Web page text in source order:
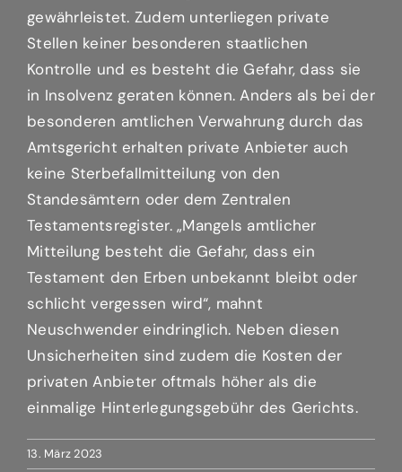
gewährleistet. Zudem unterliegen private
Stellen keiner besonderen staatlichen
Kontrolle und es besteht die Gefahr, dass sie
in Insolvenz geraten können. Anders als bei der
besonderen amtlichen Verwahrung durch das
Amtsgericht erhalten private Anbieter auch
keine Sterbefallmitteilung von den
Standesämtern oder dem Zentralen
Testamentsregister. „Mangels amtlicher
Mitteilung besteht die Gefahr, dass ein
Testament den Erben unbekannt bleibt oder
schlicht vergessen wird“, mahnt
Neuschwender eindringlich. Neben diesen
Unsicherheiten sind zudem die Kosten der
privaten Anbieter oftmals höher als die
einmalige Hinterlegungsgebühr des Gerichts.
13. März 2023